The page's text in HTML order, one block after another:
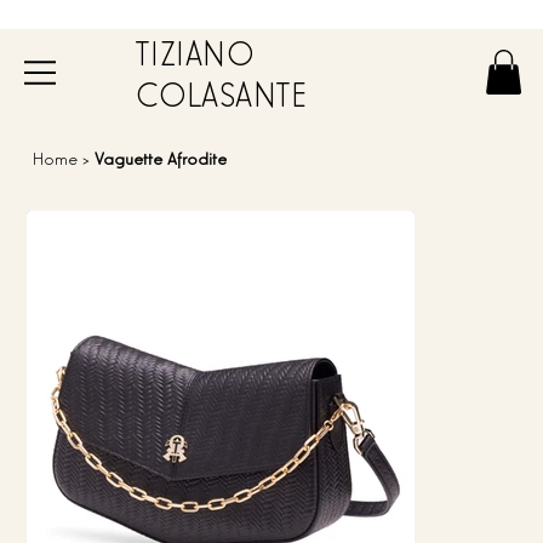
TIZIANO
COLASANTE
Home > Vaguette Afrodite